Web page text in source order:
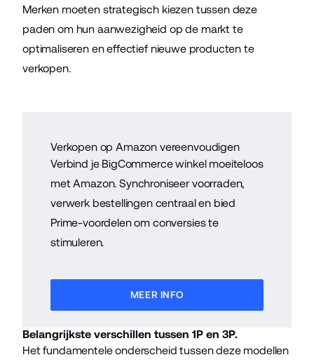
Merken moeten strategisch kiezen tussen deze
paden om hun aanwezigheid op de markt te
optimaliseren en effectief nieuwe producten te
verkopen.
Verkopen op Amazon vereenvoudigen
Verbind je BigCommerce winkel moeiteloos
met Amazon. Synchroniseer voorraden,
verwerk bestellingen centraal en bied
Prime-voordelen om conversies te
stimuleren.
MEER INFO
Belangrijkste verschillen tussen 1P en 3P.
Het fundamentele onderscheid tussen deze modellen